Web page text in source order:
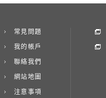
常見問題
我的帳戶
聯絡我們
網站地圖
注意事項